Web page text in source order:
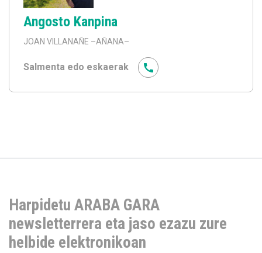
Angosto Kanpina
JOAN VILLANAÑE –AÑANA–
Salmenta edo eskaerak
Harpidetu ARABA GARA
newsletterrera eta jaso ezazu zure
helbide elektronikoan